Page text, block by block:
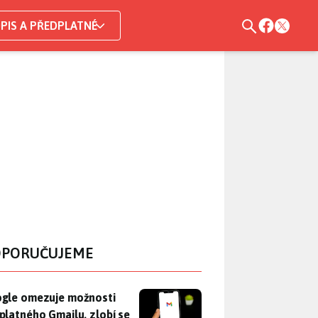
A PŘEDPLATNÉ
omezuje možnosti bezplatného Gmailu, zlobí se
omezuje možnosti
Gmailu, zlobí se